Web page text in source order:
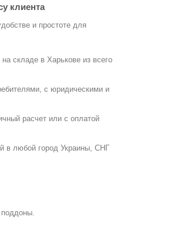
клиента
и простоте для
складе в Харькове из всего
с юридическими и
расчет или с оплатой
в любой город Украины, СНГ